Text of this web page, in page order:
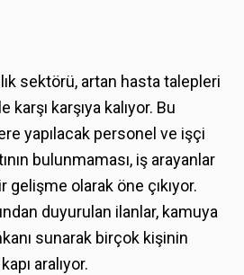
sektörü, artan hasta talepleri
karşıya kalıyor. Bu
yapılacak personel ve işçi
bulunmaması, iş arayanlar
olarak öne çıkıyor.
duyurulan ilanlar, kamuya
sunarak birçok kişinin
aralıyor.